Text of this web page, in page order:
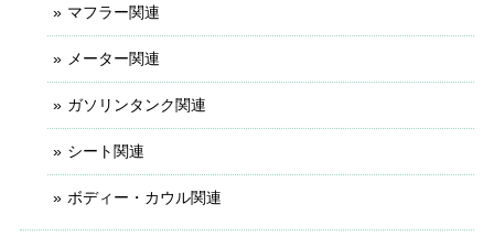
マフラー関連
メーター関連
ガソリンタンク関連
シート関連
ボディー・カウル関連